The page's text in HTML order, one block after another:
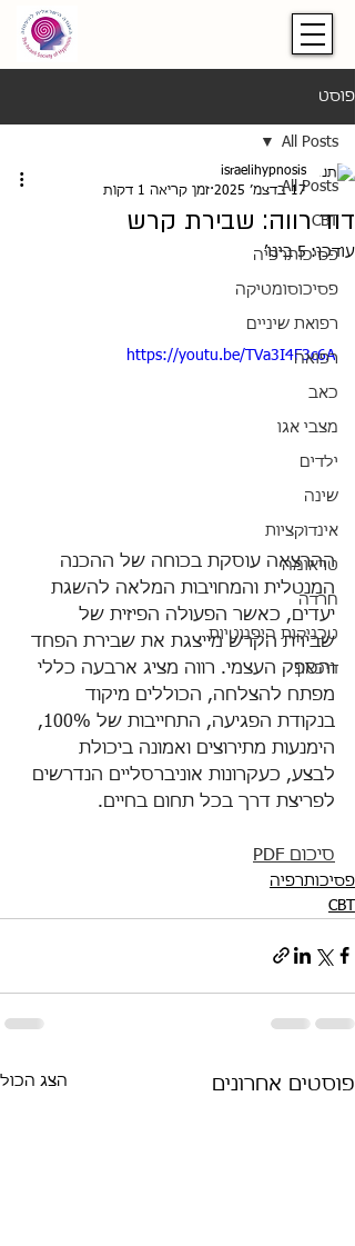
פוסט
All Posts
CBT
פסיכותרפיה
פסיכוסומטיקה
רפואת שיניים
רפואה
כאב
מצבי אגו
ילדים
שינה
אינדוקציות
טראומה
חרדה
טכניקות היפנוטיות
דיכאון
All Posts
דוד רווה: שבירת קרש
israelihypnosis
17 בדצמ׳ 2025
זמן קריאה 1 דקות
עודכן:5 בינו׳
https://youtu.be/TVa3I4F3c6A
ההרצאה עוסקת בכוחה של ההכנה
המנטלית והמחויבות המלאה להשגת
יעדים, כאשר הפעולה הפיזית של
שבירת הקרש מייצגת את שבירת הפחד
והספק העצמי. רווה מציג ארבעה כללי
מפתח להצלחה, הכוללים מיקוד
בנקודת הפגיעה, התחייבות של 100%,
הימנעות מתירוצים ואמונה ביכולת
לבצע, כעקרונות אוניברסליים הנדרשים
לפריצת דרך בכל תחום בחיים.
סיכום PDF
פסיכותרפיה
CBT
פוסטים אחרונים הצג הכול